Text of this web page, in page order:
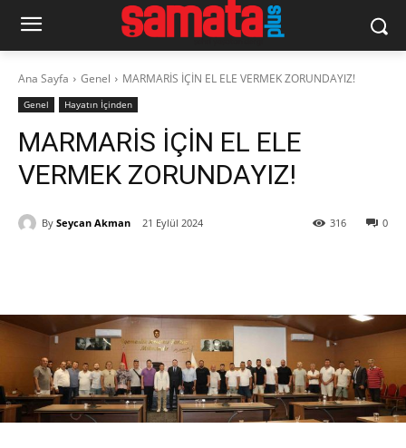
Ana Sayfa Genel MARMARİS İÇİN EL ELE VERMEK ZORUNDAYIZ!
Genel Hayatın İçinden
MARMARİS İÇİN EL ELE
VERMEK ZORUNDAYIZ!
By Seycan Akman 21 Eylül 2024 0
316